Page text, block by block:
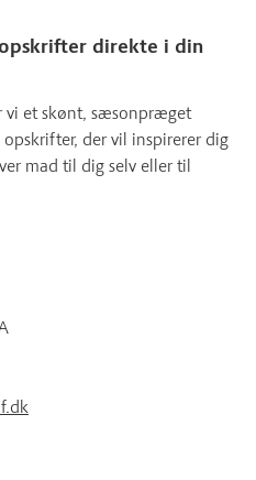
direkte i din
vi et skønt, sæsonpræget
der vil inspirerer dig
mad til dig selv eller til